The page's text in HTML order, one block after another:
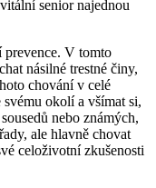
senior najednou
prevence. V tomto
násilné trestné činy,
chování v celé
okolí a všímat si,
nebo známých,
ale hlavně chovat
celoživotní zkušenosti